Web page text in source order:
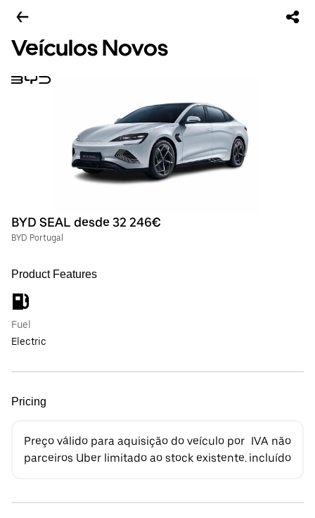
Veículos Novos
BYD SEAL desde 32 246€
BYD Portugal
Product Features
Fuel
Electric
Pricing
Preço válido para aquisição do veículo por
parceiros Uber limitado ao stock existente.
IVA não
incluído